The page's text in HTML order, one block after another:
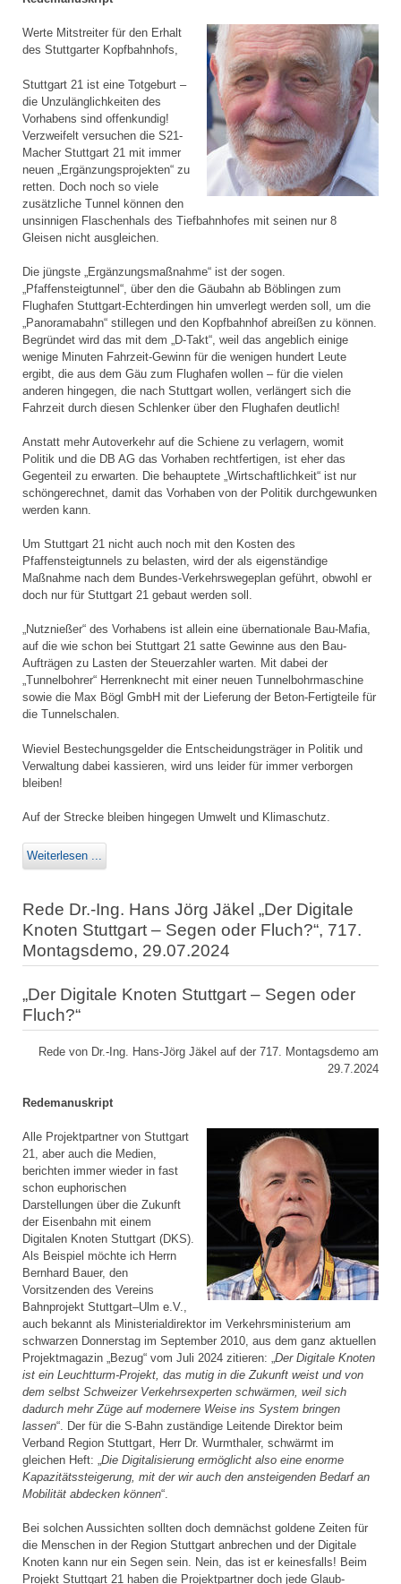
Werte Mitstreiter für den Erhalt
des Stuttgarter Kopfbahnhofs,
Stuttgart 21 ist eine Totgeburt –
die Unzulänglichkeiten des
Vorhabens sind offenkundig!
Verzweifelt versuchen die S21-
Macher Stuttgart 21 mit immer
neuen „Ergänzungsprojekten“ zu
retten. Doch noch so viele
zusätzliche Tunnel können den
unsinnigen Flaschenhals des Tiefbahnhofes mit seinen nur 8
Gleisen nicht ausgleichen.
Die jüngste „Ergänzungsmaßnahme“ ist der sogen.
„Pfaffensteigtunnel“, über den die Gäubahn ab Böblingen zum
Flughafen Stuttgart-Echterdingen hin umverlegt werden soll, um die
„Panoramabahn“ stillegen und den Kopfbahnhof abreißen zu können.
Begründet wird das mit dem „D-Takt“, weil das angeblich einige
wenige Minuten Fahrzeit-Gewinn für die wenigen hundert Leute
ergibt, die aus dem Gäu zum Flughafen wollen – für die vielen
anderen hingegen, die nach Stuttgart wollen, verlängert sich die
Fahrzeit durch diesen Schlenker über den Flughafen deutlich!
Anstatt mehr Autoverkehr auf die Schiene zu verlagern, womit
Politik und die DB AG das Vorhaben rechtfertigen, ist eher das
Gegenteil zu erwarten. Die behauptete „Wirtschaftlichkeit“ ist nur
schöngerechnet, damit das Vorhaben von der Politik durchgewunken
werden kann.
Um Stuttgart 21 nicht auch noch mit den Kosten des
Pfaffensteigtunnels zu belasten, wird der als eigenständige
Maßnahme nach dem Bundes-Verkehrswegeplan geführt, obwohl er
doch nur für Stuttgart 21 gebaut werden soll.
„Nutznießer“ des Vorhabens ist allein eine übernationale Bau-Mafia,
auf die wie schon bei Stuttgart 21 satte Gewinne aus den Bau-
Aufträgen zu Lasten der Steuerzahler warten. Mit dabei der
„Tunnelbohrer“ Herrenknecht mit einer neuen Tunnelbohrmaschine
sowie die Max Bögl GmbH mit der Lieferung der Beton-Fertigteile für
die Tunnelschalen.
Wieviel Bestechungsgelder die Entscheidungsträger in Politik und
Verwaltung dabei kassieren, wird uns leider für immer verborgen
bleiben!
Auf der Strecke bleiben hingegen Umwelt und Klimaschutz.
Weiterlesen ...
Rede Dr.-Ing. Hans Jörg Jäkel „Der Digitale
Knoten Stuttgart – Segen oder Fluch?“, 717.
Montagsdemo, 29.07.2024
„Der Digitale Knoten Stuttgart – Segen oder
Fluch?“
Rede von Dr.-Ing. Hans-Jörg Jäkel auf der 717. Montagsdemo am
29.7.2024
Redemanuskript
Alle Projektpartner von Stuttgart
21, aber auch die Medien,
berichten immer wieder in fast
schon euphorischen
Darstellungen über die Zukunft
der Eisenbahn mit einem
Digitalen Knoten Stuttgart (DKS).
Als Beispiel möchte ich Herrn
Bernhard Bauer, den
Vorsitzenden des Vereins
Bahnprojekt Stuttgart–Ulm e.V.,
auch bekannt als Ministerial­direktor im Verkehrsministerium am
schwarzen Donnerstag im September 2010, aus dem ganz aktuellen
Projektmagazin „Bezug“ vom Juli 2024 zitieren: „Der Digitale Knoten
ist ein Leuchtturm-Projekt, das mutig in die Zukunft weist und von
dem selbst Schweizer Verkehrsexperten schwärmen, weil sich
dadurch mehr Züge auf modernere Weise ins System bringen
lassen“. Der für die S-Bahn zuständige Leitende Direktor beim
Verband Region Stuttgart, Herr Dr. Wurmthaler, schwärmt im
gleichen Heft: „Die Digitalisierung ermöglicht also eine enorme
Kapazitätssteigerung, mit der wir auch den ansteigenden Bedarf an
Mobilität abdecken können“.
Bei solchen Aussichten sollten doch demnächst goldene Zeiten für
die Menschen in der Region Stuttgart anbrechen und der Digitale
Knoten kann nur ein Segen sein. Nein, das ist er keinesfalls! Beim
Projekt Stuttgart 21 haben die Projektpartner doch jede Glaub­